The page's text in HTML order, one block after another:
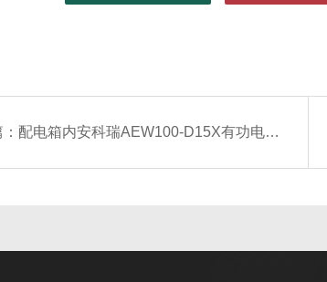
配电箱内安科瑞AEW100-D15X有功电能无线计量模块